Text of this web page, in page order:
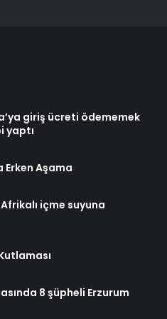
giriş ücreti ödememek
yaptı
Erken Aşama
içme suyuna
8 şüpheli Erzurum